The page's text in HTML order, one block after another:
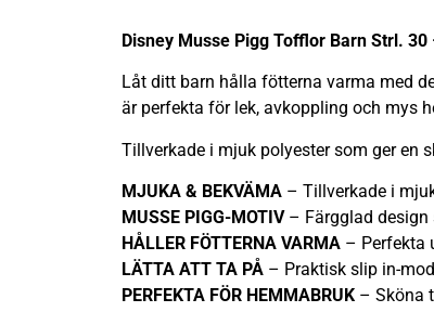
Disney Musse Pigg Tofflor Barn Strl.
Låt ditt barn hålla fötterna varma med
är perfekta för lek, avkoppling och mys
Tillverkade i mjuk polyester som ger en
MJUKA & BEKVÄMA – Tillverkade i
MUSSE PIGG-MOTIV– Färgglad design
HÅLLER FÖTTERNA VARMA – Perfekta
LÄTTA ATT TA PÅ – Praktisk slip in-
PERFEKTA FÖR HEMMABRUK – Sköna